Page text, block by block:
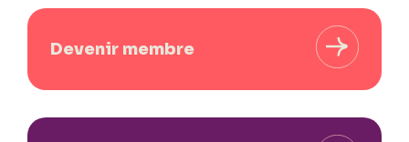
Devenir membre